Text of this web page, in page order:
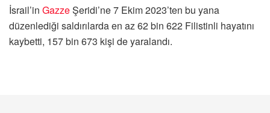
İsrail’in GazzeŞeridi’ne 7 Ekim 2023’ten bu yana
düzenlediği saldırılarda en az 62 bin 622 Filistinli hayatını
kaybetti, 157 bin 673 kişi de yaralandı.